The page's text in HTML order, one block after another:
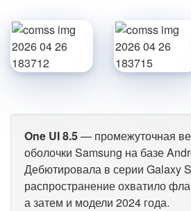
One UI 8.5— промежуточная
оболочки Samsung на базе
Дебютировала в серии Galaxy
распространение охватило
а затем и модели 2024 года.